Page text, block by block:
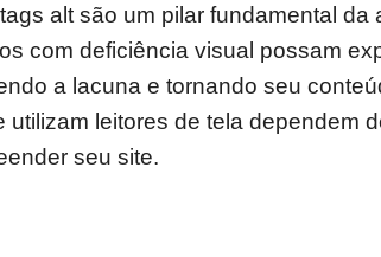
alt são um pilar fundamental da
com deficiência visual possam
a lacuna e tornando seu
leitores de tela dependem
seu site.